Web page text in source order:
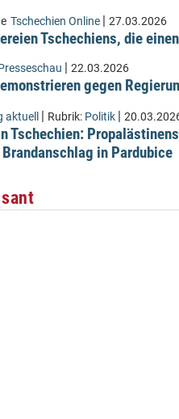
Tschechien Online | 27.03.2026
Tschechiens, die
| 22.03.2026
gegen
aktuell | Rubrik: Politik |
Tschechien:
in Pardubice